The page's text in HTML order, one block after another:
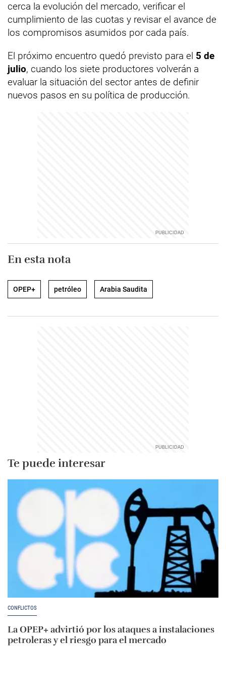
cerca la evolución del mercado, verificar el
cumplimiento de las cuotas y revisar el avance de
los compromisos asumidos por cada país.
El próximo encuentro quedó previsto para el 5 de
julio, cuando los siete productores volverán a
evaluar la situación del sector antes de definir
nuevos pasos en su política de producción.
En esta nota
OPEP+ petróleo Arabia Saudita
Te puede interesar
CONFLICTOS
La OPEP+ advirtió por los ataques a instalaciones
petroleras y el riesgo para el mercado